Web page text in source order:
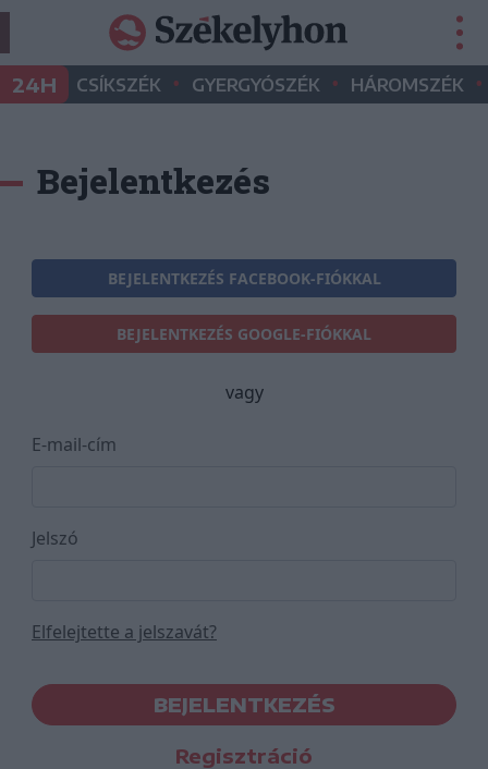
24H CSÍKSZÉK • GYERGYÓSZÉK • HÁROMSZÉK •
Bejelentkezés
BEJELENTKEZÉS FACEBOOK-FIÓKKAL
BEJELENTKEZÉS GOOGLE-FIÓKKAL
vagy
E-mail-cím
Jelszó
Elfelejtette a jelszavát?
BEJELENTKEZÉS
Regisztráció